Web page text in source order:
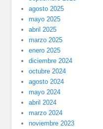
agosto 2025
mayo 2025
abril 2025
marzo 2025
enero 2025
diciembre 2024
octubre 2024
agosto 2024
mayo 2024
abril 2024
marzo 2024
noviembre 2023